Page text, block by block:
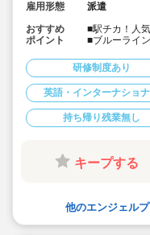
雇用形態
派遣
おすすめ
ポイント
■駅チカ！人
■ブルーライ
■保育の特徴
がら専任の外
る事ができる
す）
■ブランクが
ている方もお
■子どもたち
守って下さ
■遅番の時間
■担任職員の
研修制度あり
英語・インターナショ
持ち帰り残業無し
キープする
他のエンジェル